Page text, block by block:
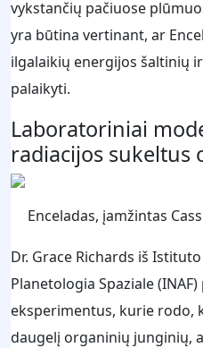
vykstančių pačiuose
yra būtina vertinant, ar
ilgalaikių energijos šaltinių
palaikyti.
Laboratoriniai
radiacijos sukeltus
Enceladas, įamžintas
Dr. Grace Richards iš
Planetologia Spaziale
eksperimentus, kurie rodo,
daugelį organinių junginių,